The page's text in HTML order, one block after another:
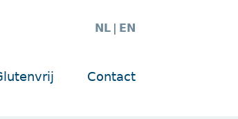
NL EN
Contact